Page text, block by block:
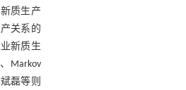
质生产
关系的
新质生
Markov
磊等则